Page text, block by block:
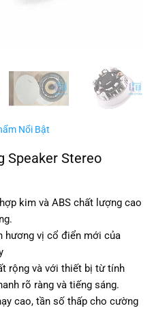
Nổi Bật
Speaker Stereo
kim và ABS chất lượng cao
hương vị cổ điển mới của
rộng và với thiết bị từ tính
rõ ràng và tiếng sáng.
cao, tần số thấp cho cường